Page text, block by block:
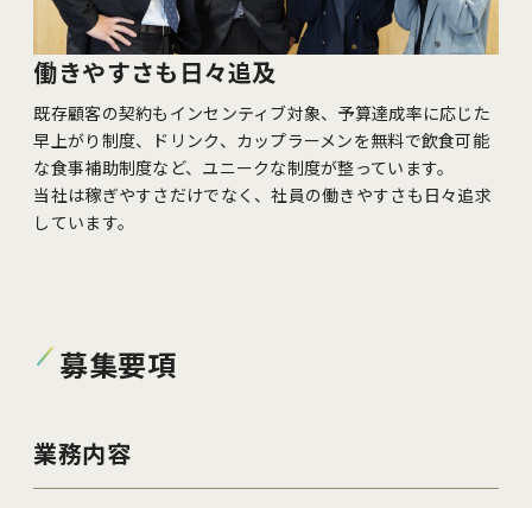
働きやすさも日々追及
既存顧客の契約もインセンティブ対象、予算達成率に応じた
早上がり制度、ドリンク、カップラーメンを無料で飲食可能
な食事補助制度など、ユニークな制度が整っています。
当社は稼ぎやすさだけでなく、社員の働きやすさも日々追求
しています。
募集要項
業務内容